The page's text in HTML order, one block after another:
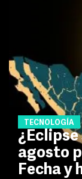
TECNOLOGÍA
agosto
Fecha y